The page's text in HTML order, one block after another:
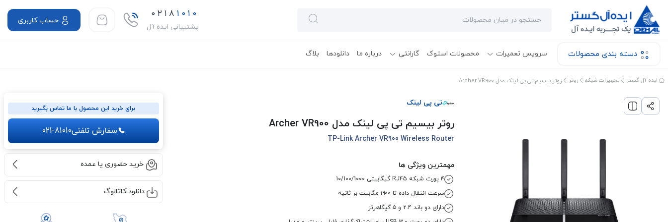
۰۲۱۸ ۱۰۱۰
پشتیبانی ایده آل
حساب کاربری
دسته بندی محصولات سرویس تعمیرات محصولات استوک گارانتی درباره ما دانلودها بلاگ
ایده آل گستر تجهیزات شبکه روتر روتر بیسیم تی پی لینک مدل Archer VR900
تی پی لینک
روتر بیسیم تی پی لینک مدل Archer VR900
TP-Link Archer VR900 Wireless Router
مهمترین ویژگی ها
۴ پورت شبکه RJ45 گیگابیتی 10/100/1000
سرعت انتقال داده تا ۱۹۰۰ مگابیت بر ثانیه
دارای دو باند ۲.۴ و ۵ گیگاهرتز
برای خرید این محصول با ما تماس بگیرید
سفارش تلفنی021-81010
خرید حضوری یا عمده
دانلود کاتالوگ